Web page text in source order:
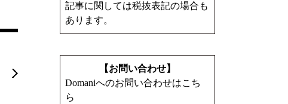
記事に関しては税抜表記の場合も
あります。
【お問い合わせ】
Domaniへのお問い合わせはこち
ら